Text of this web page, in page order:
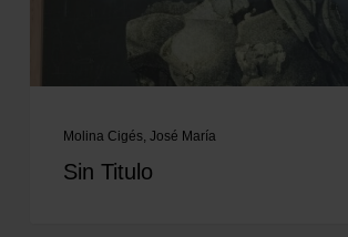
Molina Cigés, José María
Sin Titulo